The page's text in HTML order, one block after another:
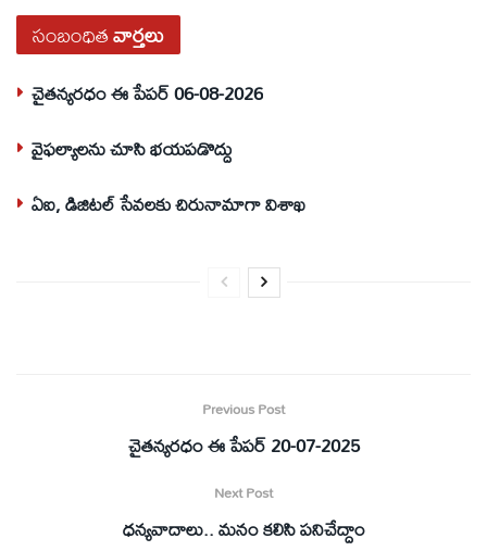
సంబంధితవార్తలు
చైతన్యరధం ఈ పేపర్ 06-08-2026
వైఫల్యాలను చూసి భయపడొద్దు
ఏఐ, డిజిటల్ సేవలకు చిరునామాగా విశాఖ
Previous Post
చైతన్యరధం ఈ పేపర్ 20-07-2025
Next Post
ధన్యవాదాలు.. మనం కలిసి పనిచేద్దాం